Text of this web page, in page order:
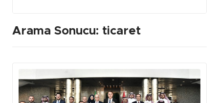
Arama Sonucu: ticaret